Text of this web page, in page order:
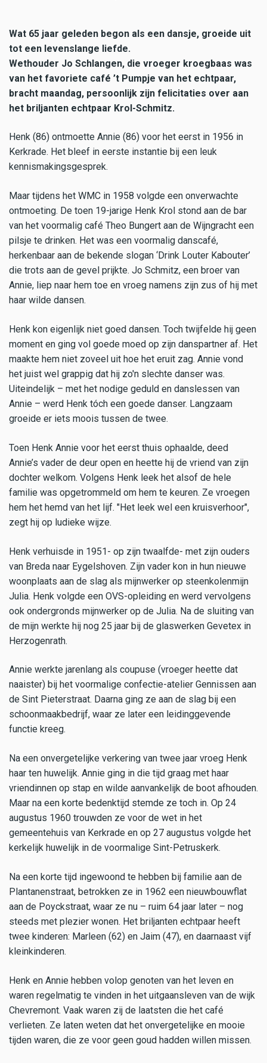
Wat 65 jaar geleden begon als een dansje, groeide uit
tot een levenslange liefde.
Wethouder Jo Schlangen, die vroeger kroegbaas was
van het favoriete café ’t Pumpje van het echtpaar,
bracht maandag, persoonlijk zijn felicitaties over aan
het briljanten echtpaar Krol-Schmitz.
Henk (86) ontmoette Annie (86) voor het eerst in 1956 in
Kerkrade. Het bleef in eerste instantie bij een leuk
kennismakingsgesprek.
Maar tijdens het WMC in 1958 volgde een onverwachte
ontmoeting. De toen 19-jarige Henk Krol stond aan de bar
van het voormalig café Theo Bungert aan de Wijngracht een
pilsje te drinken. Het was een voormalig danscafé,
herkenbaar aan de bekende slogan ‘Drink Louter Kabouter’
die trots aan de gevel prijkte. Jo Schmitz, een broer van
Annie, liep naar hem toe en vroeg namens zijn zus of hij met
haar wilde dansen.
Henk kon eigenlijk niet goed dansen. Toch twijfelde hij geen
moment en ging vol goede moed op zijn danspartner af. Het
maakte hem niet zoveel uit hoe het eruit zag. Annie vond
het juist wel grappig dat hij zo'n slechte danser was.
Uiteindelijk – met het nodige geduld en danslessen van
Annie – werd Henk tóch een goede danser. Langzaam
groeide er iets moois tussen de twee.
Toen Henk Annie voor het eerst thuis ophaalde, deed
Annie’s vader de deur open en heette hij de vriend van zijn
dochter welkom. Volgens Henk leek het alsof de hele
familie was opgetrommeld om hem te keuren. Ze vroegen
hem het hemd van het lijf. "Het leek wel een kruisverhoor",
zegt hij op ludieke wijze.
Henk verhuisde in 1951- op zijn twaalfde- met zijn ouders
van Breda naar Eygelshoven. Zijn vader kon in hun nieuwe
woonplaats aan de slag als mijnwerker op steenkolenmijn
Julia. Henk volgde een OVS-opleiding en werd vervolgens
ook ondergronds mijnwerker op de Julia. Na de sluiting van
de mijn werkte hij nog 25 jaar bij de glaswerken Gevetex in
Herzogenrath.
Annie werkte jarenlang als coupuse (vroeger heette dat
naaister) bij het voormalige confectie-atelier Gennissen aan
de Sint Pieterstraat. Daarna ging ze aan de slag bij een
schoonmaakbedrijf, waar ze later een leidinggevende
functie kreeg.
Na een onvergetelijke verkering van twee jaar vroeg Henk
haar ten huwelijk. Annie ging in die tijd graag met haar
vriendinnen op stap en wilde aanvankelijk de boot afhouden.
Maar na een korte bedenktijd stemde ze toch in. Op 24
augustus 1960 trouwden ze voor de wet in het
gemeentehuis van Kerkrade en op 27 augustus volgde het
kerkelijk huwelijk in de voormalige Sint-Petruskerk.
Na een korte tijd ingewoond te hebben bij familie aan de
Plantanenstraat, betrokken ze in 1962 een nieuwbouwflat
aan de Poyckstraat, waar ze nu – ruim 64 jaar later – nog
steeds met plezier wonen. Het briljanten echtpaar heeft
twee kinderen: Marleen (62) en Jaim (47), en daarnaast vijf
kleinkinderen.
Henk en Annie hebben volop genoten van het leven en
waren regelmatig te vinden in het uitgaansleven van de wijk
Chevremont. Vaak waren zij de laatsten die het café
verlieten. Ze laten weten dat het onvergetelijke en mooie
tijden waren, die ze voor geen goud hadden willen missen.